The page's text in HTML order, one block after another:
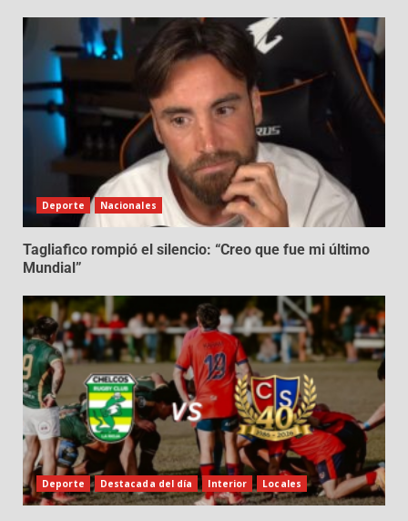
Deporte Nacionales
Tagliafico rompió el silencio: “Creo que fue mi último
Mundial”
Deporte Destacada del día Interior Locales